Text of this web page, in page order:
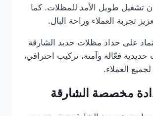
تشغيل طويل الأمد للمظلات. كما
تجربة العملاء وراحة البال.
على حداد مظلات حديد الشارقة
فعّالة وآمنة، تركيب احترافي،
العملاء.
مخصصة الشارقة